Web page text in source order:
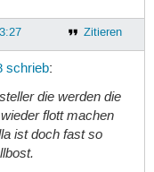
Zitieren
schrieb:
die werden die
flott machen
ist doch fast so